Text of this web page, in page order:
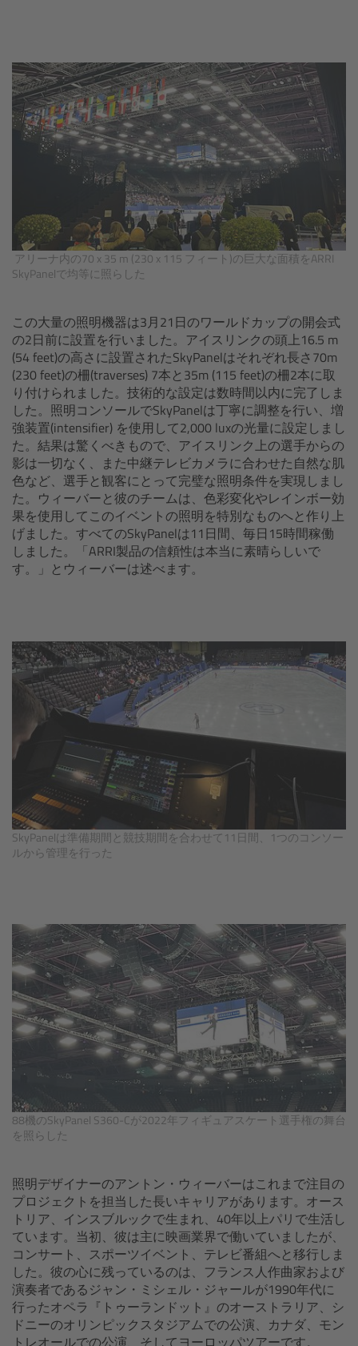
アリーナ内の70 x 35 m (230 x 115 フィート)の巨大な面積をARRI
SkyPanelで均等に照らした
この大量の照明機器は3月21日のワールドカップの開会式
の2日前に設置を行いました。アイスリンクの頭上16.5 m
(54 feet)の高さに設置されたSkyPanelはそれぞれ長さ70m
(230 feet)の柵(traverses) 7本と35m (115 feet)の柵2本に取
り付けられました。技術的な設定は数時間以内に完了しま
した。照明コンソールでSkyPanelは丁寧に調整を行い、増
強装置(intensifier) を使用して2,000 luxの光量に設定しまし
た。結果は驚くべきもので、アイスリンク上の選手からの
影は一切なく、また中継テレビカメラに合わせた自然な肌
色など、選手と観客にとって完璧な照明条件を実現しまし
た。ウィーバーと彼のチームは、色彩変化やレインボー効
果を使用してこのイベントの照明を特別なものへと作り上
げました。すべてのSkyPanelは11日間、毎日15時間稼働
しました。「ARRI製品の信頼性は本当に素晴らしいで
す。」とウィーバーは述べます。
SkyPanelは準備期間と競技期間を合わせて11日間、1つのコンソー
ルから管理を行った
88機のSkyPanel S360-Cが2022年フィギュアスケート選手権の舞台
を照らした
照明デザイナーのアントン・ウィーバーはこれまで注目の
プロジェクトを担当した長いキャリアがあります。オース
トリア、インスブルックで生まれ、40年以上パリで生活し
ています。当初、彼は主に映画業界で働いていましたが、
コンサート、スポーツイベント、テレビ番組へと移行しま
した。彼の心に残っているのは、フランス人作曲家および
演奏者であるジャン・ミシェル・ジャールが1990年代に
行ったオペラ『トゥーランドット』のオーストラリア、シ
ドニーのオリンピックスタジアムでの公演、カナダ、モン
トレオールでの公演、そしてヨーロッパツアーです。
Overview
ARRI EF Mount (LBUS)
List of Lens Mounts & Adapters
Recording Media
Overview
CODEX Compact Drive™
CODEX Capture Drive™
CFast 2.0 cards
Sony SxS PRO+
B-Mount
Legacy
Overview
Legacy
Overview
Hi-5 Ecosystem
Overview
Radio Interface Adapter RIA-1
Radio Modules
Hi-5 SX
Zoom Main Unit ZMU-4
Overview
ZMU-4 Config-Guide
Radio Interface Adapter RIA-1
Operator Control Unit OCU-1
Master Grips
ERM-2400 LCS
Lens Motors